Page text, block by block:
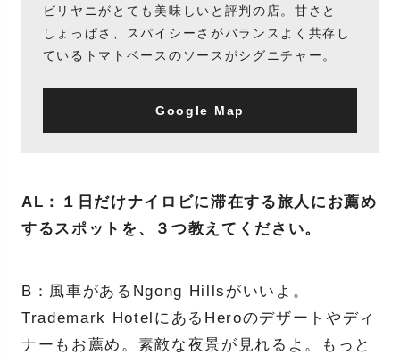
ビリヤニがとても美味しいと評判の店。甘さと
しょっぱさ、スパイシーさがバランスよく共存し
ているトマトベースのソースがシグニチャー。
Google Map
AL：１日だけナイロビに滞在する旅人にお薦め
するスポットを、３つ教えてください。
B：風車があるNgong Hillsがいいよ。
Trademark HotelにあるHeroのデザートやディ
ナーもお薦め。素敵な夜景が見れるよ。もっと